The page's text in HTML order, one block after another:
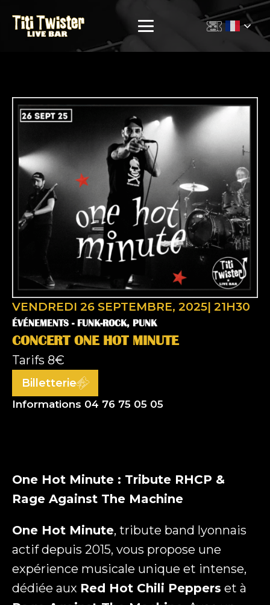
VENDREDI 26 SEPTEMBRE, 2025| 21H30
ÉVÉNEMENTS - FUNK-ROCK, PUNK
CONCERT ONE HOT MINUTE
Tarifs 8€
Billetterie
Informations 04 76 75 05 05
One Hot Minute : Tribute RHCP &
Rage Against The Machine
One Hot Minute, tribute band lyonnais
actif depuis 2015, vous propose une
expérience musicale unique et intense,
dédiée aux Red Hot Chili Peppers et à